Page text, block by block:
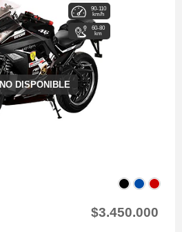
NO DISPONIBLE
90-110
km/h
60-80
km
$3.450.000